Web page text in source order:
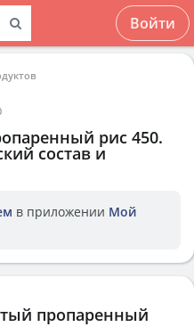
Войти
рис 450.
состав и
в приложении Мой
пропаренный